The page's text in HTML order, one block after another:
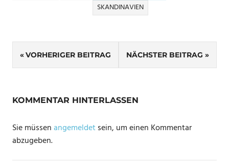
SKANDINAVIEN
Beitragsnavigation
VORHERIGER BEITRAG NÄCHSTER BEITRAG
KOMMENTAR HINTERLASSEN
Sie müssenangemeldetsein, um einen Kommentar
abzugeben.